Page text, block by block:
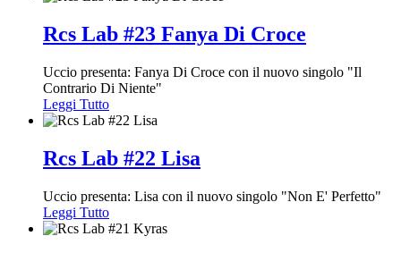
Rcs Lab #23 Fanya Di Croce
Uccio presenta: Fanya Di Croce con il nuovo singolo "Il
Contrario Di Niente"
Leggi Tutto
Rcs Lab #22 Lisa
Uccio presenta: Lisa con il nuovo singolo "Non E' Perfetto"
Leggi Tutto